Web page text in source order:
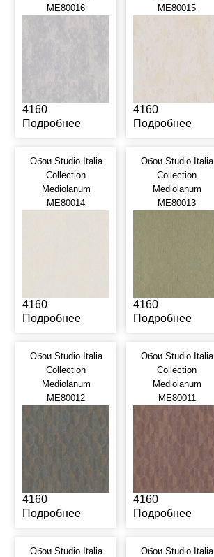
ME80016
4160
Подробнее
ME80015
4160
Подробнее
Обои Studio Italia
Collection
Mediolanum
ME80014
4160
Подробнее
Обои Studio Italia
Collection
Mediolanum
ME80013
4160
Подробнее
Обои Studio Italia
Collection
Mediolanum
ME80012
4160
Подробнее
Обои Studio Italia
Collection
Mediolanum
ME80011
4160
Подробнее
Обои Studio Italia
Обои Studio Italia